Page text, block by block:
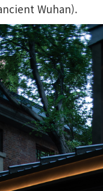
Wuhan).